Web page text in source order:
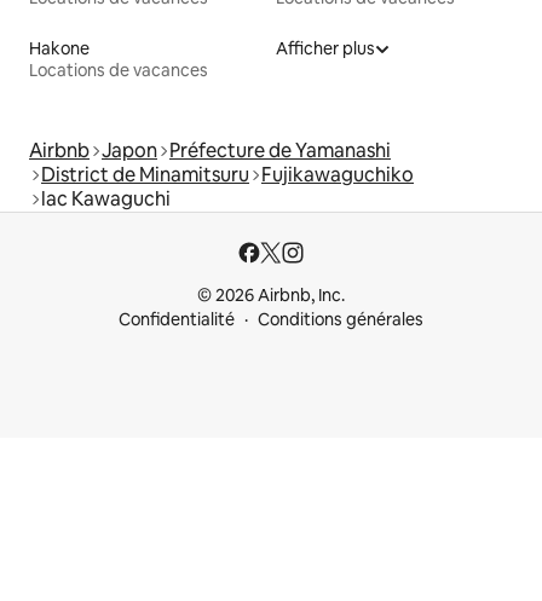
Hakone
Locations de vacances
Afficher plus
Airbnb Japon Préfecture de Yamanashi
District de Minamitsuru Fujikawaguchiko
lac Kawaguchi
© 2026 Airbnb, Inc.
Confidentialité
Conditions générales